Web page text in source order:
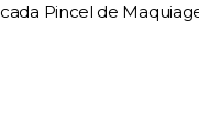
cada Pincel de